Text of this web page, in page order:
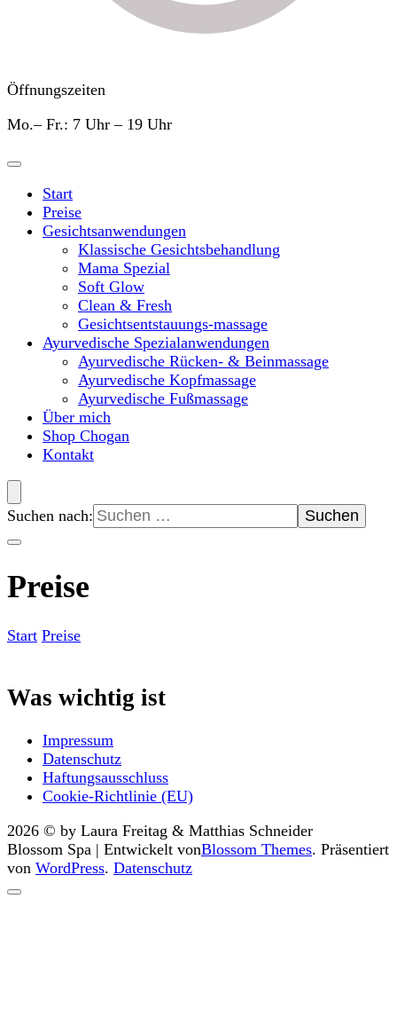
Öffnungszeiten
Mo.– Fr.: 7 Uhr – 19 Uhr
Start
Preise
Gesichtsanwendungen
Klassische Gesichtsbehandlung
Mama Spezial
Soft Glow
Clean & Fresh
Gesichtsentstauungs-massage
Ayurvedische Spezialanwendungen
Ayurvedische Rücken- & Beinmassage
Ayurvedische Kopfmassage
Ayurvedische Fußmassage
Über mich
Shop Chogan
Kontakt
Suchen nach:
Preise
Start Preise
Was wichtig ist
Impressum
Datenschutz
Haftungsausschluss
Cookie-Richtlinie (EU)
2026 © by Laura Freitag & Matthias Schneider
Blossom Spa | Entwickelt vonBlossom Themes. Präsentiert
von WordPress. Datenschutz